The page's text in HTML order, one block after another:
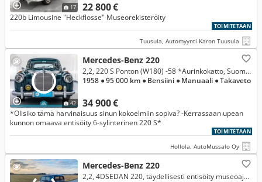
17 22 800 €
220b Limousine "Heckflosse" Museorekisteröity
TOIMITETAAN
Tuusula, Automyynti Karon Tuusula
42
Mercedes-Benz 220
34 900 €
2,2, 220 S Ponton (W180) -58 *Aurinkokatto, Suomiauto, Museorekisteröity, Upea kunto!*
1958 ● 95 000 km ● Bensiini ● Manuaali ● Takaveto
*Olisiko tämä harvinaisuus sinun kokoelmiin sopiva? -Kerrassaan upean
kunnon omaava entisöity 6-sylinterinen 220 S*
TOIMITETAAN
Hollola, AutoMussalo Oy
Mercedes-Benz 220
2,2, 4DSEDAN 220, täydellisesti entisöity museoajoneuvo